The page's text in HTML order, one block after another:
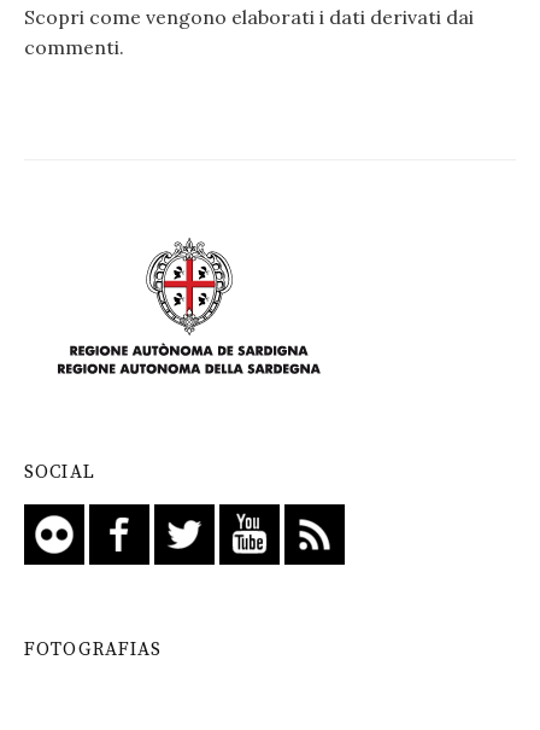
Scopri come vengono elaborati i dati derivati dai
commenti.
SOCIAL
FOTOGRAFIAS